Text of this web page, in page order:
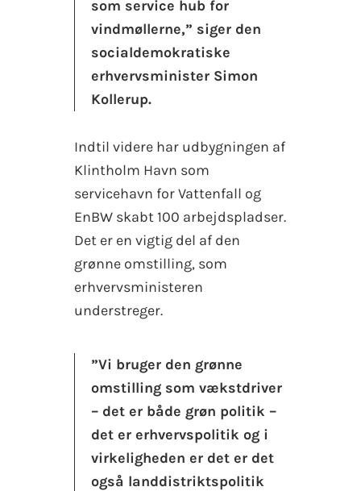
som service hub for
vindmøllerne,” siger den
socialdemokratiske
erhvervsminister Simon
Kollerup.
Indtil videre har udbygningen af
Klintholm Havn som
servicehavn for Vattenfall og
EnBW skabt 100 arbejdspladser.
Det er en vigtig del af den
grønne omstilling, som
erhvervsministeren
understreger.
”Vi bruger den grønne
omstilling som vækstdriver
– det er både grøn politik –
det er erhvervspolitik og i
virkeligheden er det er det
også landdistriktspolitik